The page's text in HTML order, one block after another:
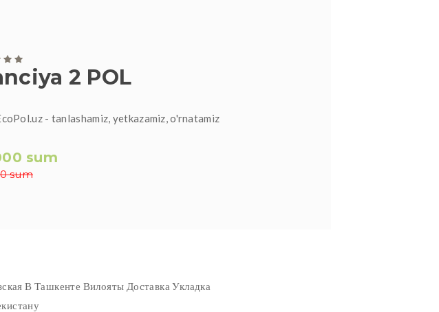
2 POL
- tanlashamiz, yetkazamiz, o'rnatamiz
sum
sum
В Ташкенте Вилояты Доставка Укладка